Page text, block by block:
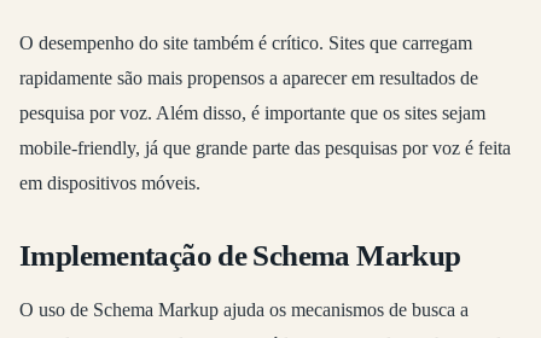
O desempenho do site também é crítico. Sites que carregam
rapidamente são mais propensos a aparecer em resultados de
pesquisa por voz. Além disso, é importante que os sites sejam
mobile-friendly, já que grande parte das pesquisas por voz é feita
em dispositivos móveis.
Implementação de Schema Markup
O uso de Schema Markup ajuda os mecanismos de busca a